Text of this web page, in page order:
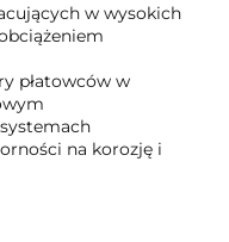
w wysokich
płatowców w
na korozję i